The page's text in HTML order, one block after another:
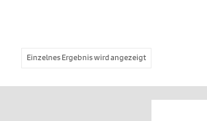
Einzelnes Ergebnis wird angezeigt